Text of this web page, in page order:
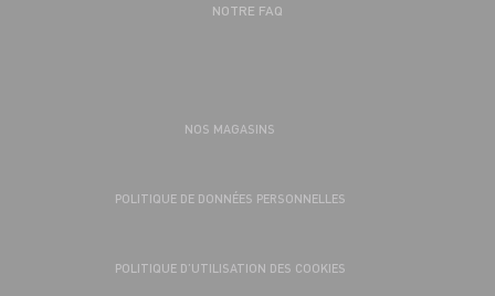
NOTRE FAQ
NOS MAGASINS
POLITIQUE DE DONNÉES PERSONNELLES
POLITIQUE D’UTILISATION DES COOKIES